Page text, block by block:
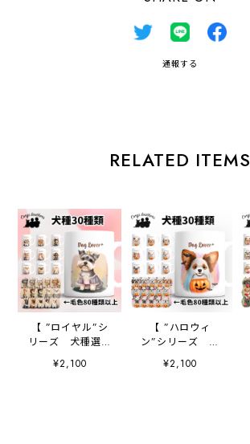
通報する
RELATED ITEMS
【 ”ロイヤル”シ
リーズ 犬種選べ
る マグカップ 】
お家用 犬 ペッ
¥2,100
【 ”ハロウィ
ン”シリーズ 犬
種選べる マグカッ
プ 】 お家用
¥2,100